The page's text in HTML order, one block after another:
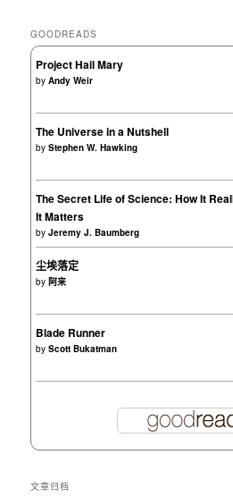
GOODREADS
Project Hail Mary
byAndy Weir
The Universe in a Nutshell
byStephen W. Hawking
The Secret Life of Science: How It
It Matters
byJeremy J. Baumberg
尘埃落定
by 阿来
Blade Runner
byScott Bukatman
文章归档